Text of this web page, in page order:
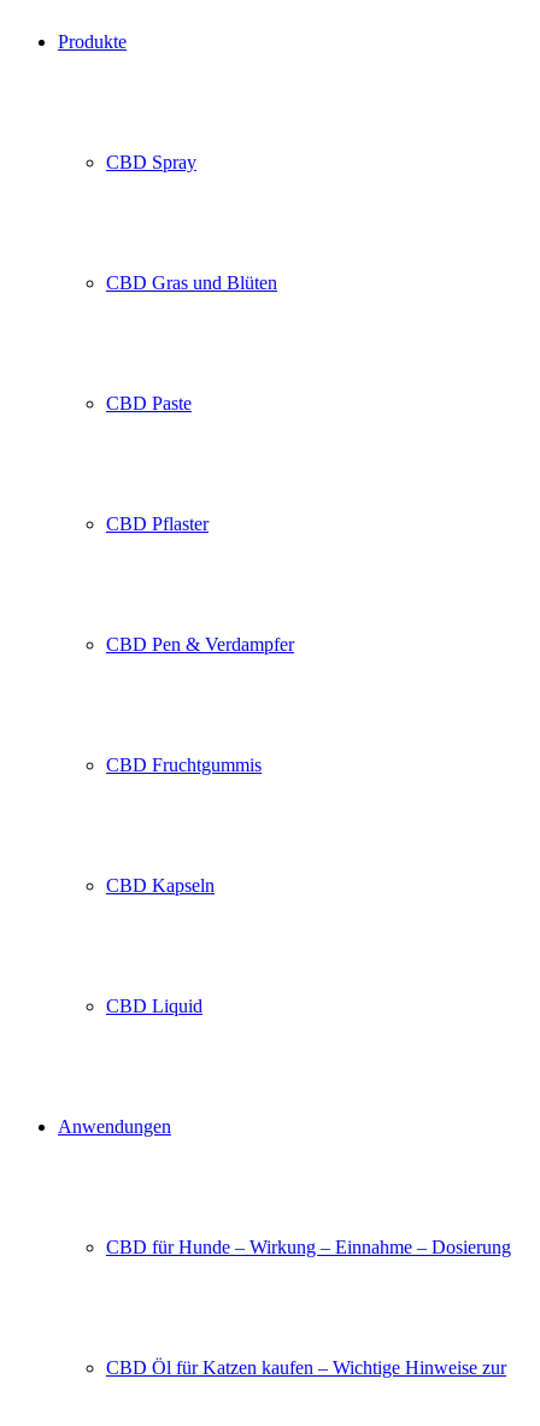
Produkte
CBD Spray
CBD Gras und Blüten
CBD Paste
CBD Pflaster
CBD Pen & Verdampfer
CBD Fruchtgummis
CBD Kapseln
CBD Liquid
Anwendungen
CBD für Hunde – Wirkung – Einnahme – Dosierung
CBD Öl für Katzen kaufen – Wichtige Hinweise zur